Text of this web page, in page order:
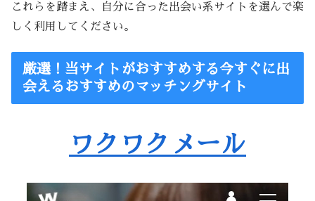
これらを踏まえ、自分に合った出会い系サイトを選んで楽
しく利用してください。
厳選！当サイトがおすすめする今すぐに出
会えるおすすめのマッチングサイト
ワクワクメール